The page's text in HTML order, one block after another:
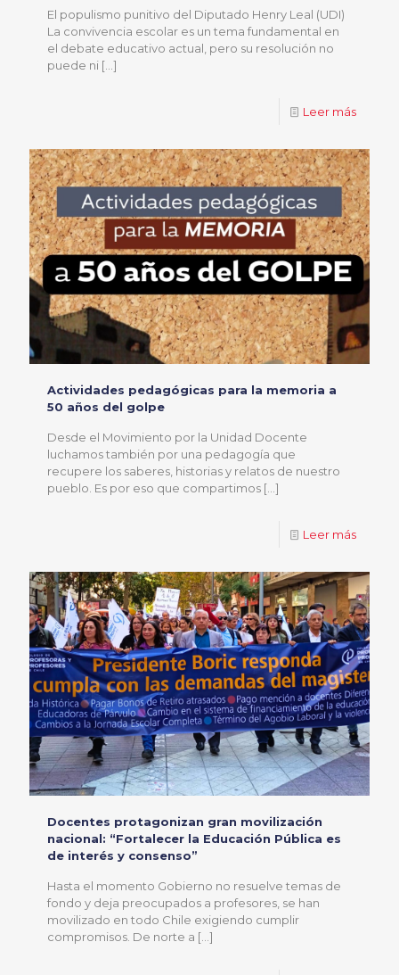
El populismo punitivo del Diputado Henry Leal (UDI)
La convivencia escolar es un tema fundamental en
el debate educativo actual, pero su resolución no
puede ni […]
Leer más
Actividades pedagógicas para la memoria a
50 años del golpe
Desde el Movimiento por la Unidad Docente
luchamos también por una pedagogía que
recupere los saberes, historias y relatos de nuestro
pueblo. Es por eso que compartimos […]
Leer más
Docentes protagonizan gran movilización
nacional: “Fortalecer la Educación Pública es
de interés y consenso”
Hasta el momento Gobierno no resuelve temas de
fondo y deja preocupados a profesores, se han
movilizado en todo Chile exigiendo cumplir
compromisos. De norte a […]